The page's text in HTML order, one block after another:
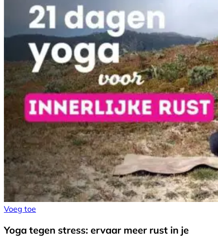
Voeg toe
Yoga tegen stress: ervaar meer rust in je